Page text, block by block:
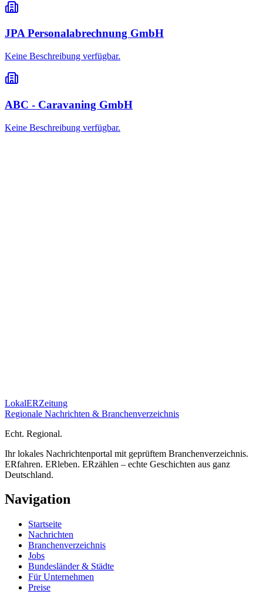
JPA Personalabrechnung GmbH
Keine Beschreibung verfügbar.
ABC - Caravaning GmbH
Keine Beschreibung verfügbar.
LokalERZeitung
Regionale Nachrichten & Branchenverzeichnis
Echt. Regional.
Ihr lokales Nachrichtenportal mit geprüftem Branchenverzeichnis.
ERfahren. ERleben. ERzählen – echte Geschichten aus ganz
Deutschland.
Navigation
Startseite
Nachrichten
Branchenverzeichnis
Jobs
Bundesländer & Städte
Für Unternehmen
Preise